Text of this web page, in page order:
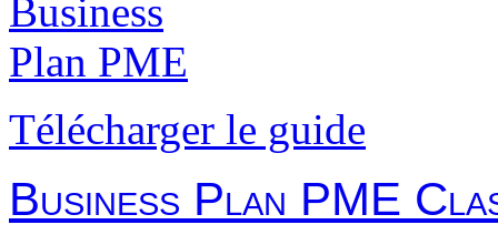
Télécharger le guide
Business Plan PME